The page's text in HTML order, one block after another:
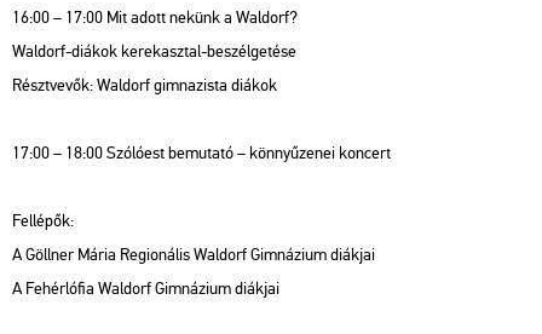
16:00 – 17:00 Mit adott ne­künk a Wal­dorf?
Wal­dorf-di­á­kok ke­rek­asz­tal-be­szél­ge­té­se
Részt­ve­vők: Wal­dorf gim­na­zis­ta di­á­kok
17:00 – 18:00 Szó­ló­est be­mu­ta­tó – könnyű­ze­nei kon­cert
Fel­lé­pők:
A Göll­ner Mária Re­gi­o­ná­lis Wal­dorf Gim­ná­zi­um di­ák­jai
A Fe­hér­ló­fia Wal­dorf Gim­ná­zi­um di­ák­jai